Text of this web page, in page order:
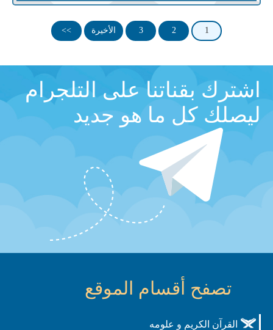
1
2
3 الأخيرة >>
اشترك بقناتنا على التلجرام
ليصلك كل ما هو جديد
تصفح أقسام الموقع
القرآن الكريم و علومه